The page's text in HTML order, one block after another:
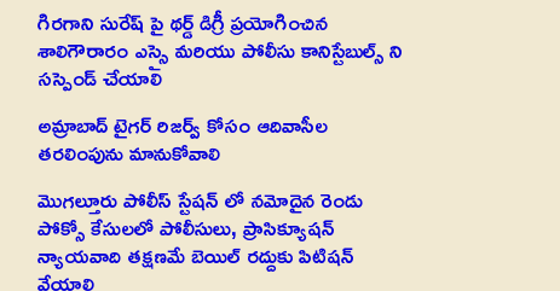
గిరగాని సురేష్ పై థర్డ్ డిగ్రీ ప్రయోగించిన
శాలిగౌరారం ఎస్సై మరియు పోలీసు కానిస్టేబుల్స్ ని
సస్పెండ్ చేయాలి
అమ్రాబాద్ టైగర్ రిజర్వ్ కోసం ఆదివాసీల
తరలింపును మానుకోవాలి
మొగల్తూరు పోలీస్ స్టేషన్ లో నమోదైన రెండు
పోక్సో కేసులలో పోలీసులు, ప్రాసిక్యూషన్
న్యాయవాది తక్షణమే బెయిల్ రద్దుకు పిటిషన్
వేయాలి